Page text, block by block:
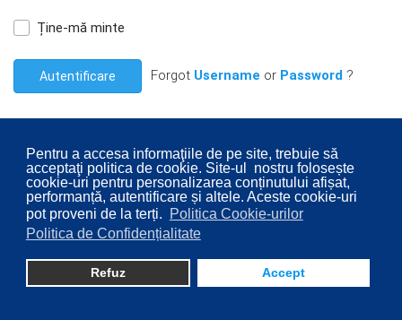
Pentru a accesa informaţiile de pe site, trebuie să
acceptaţi politica de cookie. Site-ul nostru folosește
cookie-uri pentru personalizarea conținutului afișat,
performanță, autentificare și altele. Aceste cookie-uri
pot proveni de la terți.
Politica Cookie-urilor
Politica de Confidențialitate
Refuz Accept
Ține-mă minte
Autentificare Forgot Username or Password ?
© 2026 Consiliul Local al Sectorului 2 București. Designed By
Direcţia Transparenţă Instituţională - Compartimentul
Digitalizare